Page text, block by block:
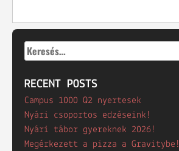
Keresés:
RECENT POSTS
Campus 1000 Q2 nyertesek
Nyári csoportos edzéseink!
Nyári tábor gyereknek 2026!
Megérkezett a pizza a Gravitybe!